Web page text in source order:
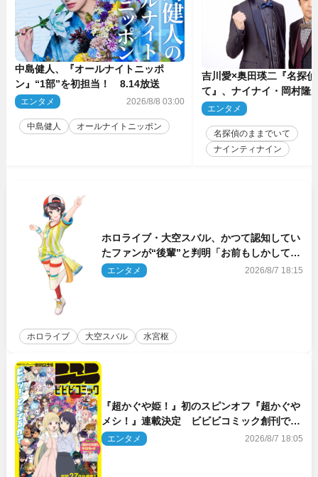
中島健人、『オールナイトニッポ
ン』“1部”を初担当！ 8.14放送
エンタメ 2026/8/8 03:00
中島健人 オールナイトニッポン
吉川愛×奥田瑛二『名探
て』、ナイナイ・岡村隆
のゲスト出演が決定！
エンタメ
名探偵のままでいて
ナインティナイン
ホロライブ・大空スバル、かつて認知してい
たファンが“後輩”と判明「お前もしかしてあ
のときの？」
エンタメ 2026/8/7 18:15
ホロライブ 大空スバル 水宮枢
『超かぐや姫！』初のスピンオフ『超かぐや
メシ！』連載決定 ビビビコミック創刊で31
作品一挙公開
エンタメ 2026/8/7 18:05